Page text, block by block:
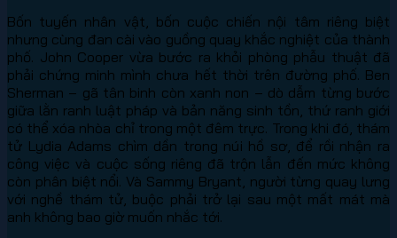
Bốn tuyến nhân vật, bốn cuộc chiến nội tâm riêng biệt
nhưng cùng đan cài vào guồng quay khắc nghiệt của thành
phố. John Cooper vừa bước ra khỏi phòng phẫu thuật đã
phải chứng minh mình chưa hết thời trên đường phố. Ben
Sherman – gã tân binh còn xanh non – dò dẫm từng bước
giữa lằn ranh luật pháp và bản năng sinh tồn, thứ ranh giới
có thể xóa nhòa chỉ trong một đêm trực. Trong khi đó, thám
tử Lydia Adams chìm dần trong núi hồ sơ, để rồi nhận ra
công việc và cuộc sống riêng đã trộn lẫn đến mức không
còn phân biệt nổi. Và Sammy Bryant, người từng quay lưng
với nghề thám tử, buộc phải trở lại sau một mất mát mà
anh không bao giờ muốn nhắc tới.